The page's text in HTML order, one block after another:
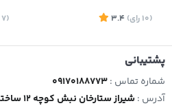
(10 رای)
3.4
(7
پشتیبانی
شماره تماس :09170188773
آدرس :شیراز ستارخان نبش کوچه 12 ساختمان کسما طبقه 1 واحد 1